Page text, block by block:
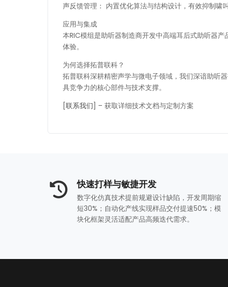
声反馈管理： 内置优化算法与结构设计，有效抑制啸叫
应用与集成
本RIC模组是助听器制造商开发中高端耳后式助听器
体验。
为何选择拓普联科？
拓普联科深耕精密声学与微电子领域，我们深谙助听
具竞争力的核心部件与技术支撑。
[联系我们] – 获取详细技术文档与定制方案
‌快速打样与敏捷开发‌
数字化仿真技术提前规避设计缺陷，开发周期缩
短30%；自动化产线实现样品交付提速50%；模
块化框架灵活适配产品高频迭代需求。